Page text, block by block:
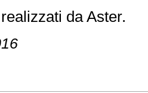
da Aster.